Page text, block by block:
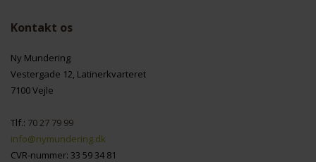
Kontakt os
Ny Mundering
Vestergade 12, Latinerkvarteret
7100 Vejle
Tlf.: 70 27 79 99
info@nymundering.dk
CVR-nummer: 33 59 34 81